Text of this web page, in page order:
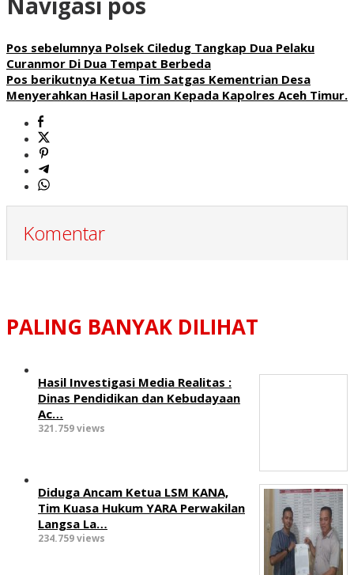
Pos sebelumnya Polsek Ciledug Tangkap Dua Pelaku
Curanmor Di Dua Tempat Berbeda
Pos berikutnya Ketua Tim Satgas Kementrian Desa
Menyerahkan Hasil Laporan Kepada Kapolres Aceh Timur.
Komentar
PALING BANYAK DILIHAT
Hasil Investigasi Media Realitas :
‎Dinas Pendidikan dan Kebudayaan
Ac…
321.759 views
Diduga Ancam Ketua LSM KANA,
Tim Kuasa Hukum YARA Perwakilan
Langsa La…
234.759 views